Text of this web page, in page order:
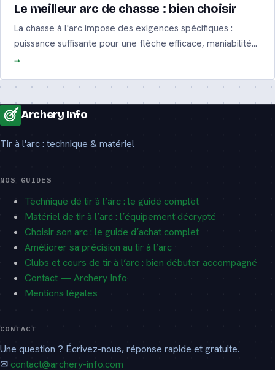
Le meilleur arc de chasse : bien choisir
La chasse à l'arc impose des exigences spécifiques :
puissance suffisante pour une flèche efficace, maniabilité…
Archery Info
Tir à l'arc : technique & matériel
NOS GUIDES
Technique de tir à l’arc : le guide complet
Matériel de tir à l’arc : l’équipement décrypté
Choisir son arc : le guide d’achat complet
Améliorer sa précision au tir à l’arc
Clubs et cours de tir à l’arc : bien débuter accompagné
Contact — Archery Info
Mentions légales
CONTACT
Une question ? Écrivez-nous, réponse rapide et gratuite.
✉ contact@archery-info.com